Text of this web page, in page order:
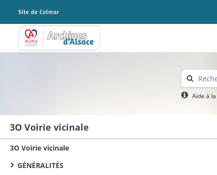
Archives Alsace - Colmar
Aide à
3O Voirie vicinale
3O Voirie vicinale
GÉNÉRALITÉS